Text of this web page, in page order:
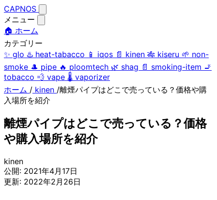
CAPNOS
メニュー
🏠 ホーム
カテゴリー
✨ glo ♨️ heat-tabacco 📱 iqos 📄 kinen 🎋 kiseru 🌱 non-
smoke 🎩 pipe 🔥 ploomtech 🌿 shag 📄 smoking-item 🚬
tobacco 💨 vape 🌡️ vaporizer
ホーム / kinen /離煙パイプはどこで売っている？価格や購
入場所を紹介
離煙パイプはどこで売っている？価格
や購入場所を紹介
kinen
公開: 2021年4月17日
更新: 2022年2月26日